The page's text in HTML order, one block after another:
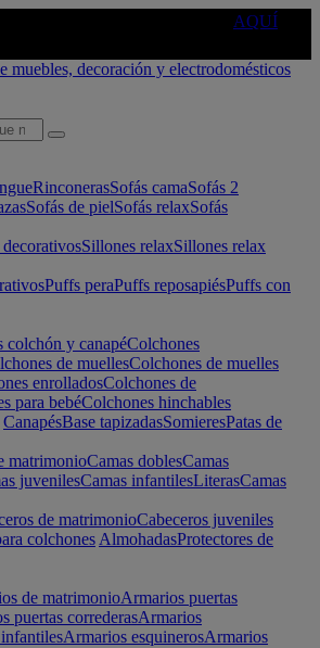
AQUÍ
RinconerasSofás camaSofás 2
Sofás de pielSofás relaxSofás
Sillones relaxSillones relax
Puffs peraPuffs reposapiésPuffs con
colchón y canapéColchones
de muellesColchones de muelles
enrolladosColchones de
para bebéColchones hinchables
CanapésBase tapizadasSomieresPatas de
matrimonioCamas doblesCamas
juvenilesCamas infantilesLiterasCamas
de matrimonioCabeceros juveniles
colchones AlmohadasProtectores de
de matrimonioArmarios puertas
puertas correderasArmarios
Armarios esquinerosArmarios